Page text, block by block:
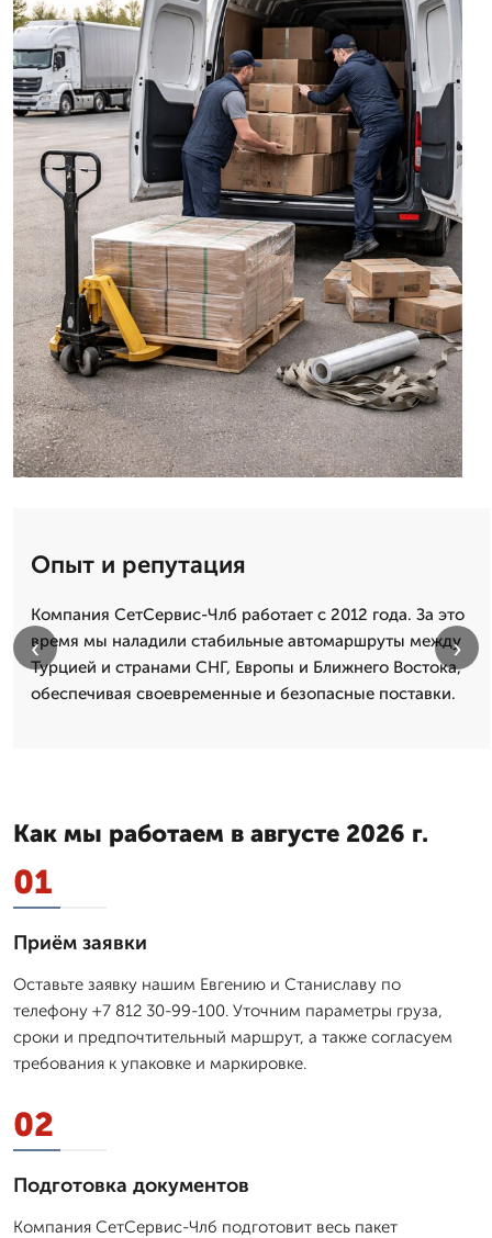
Опыт и репутация
Компания СетСервис-Члб работает с 2012 года. За это
время мы наладили стабильные автомаршруты между
Турцией и странами СНГ, Европы и Ближнего Востока,
обеспечивая своевременные и безопасные поставки.
‹ ›
Как мы работаем в августе 2026 г.
01
Приём заявки
Оставьте заявку нашим Евгению и Станиславу по
телефону +7 812 30-99-100. Уточним параметры груза,
сроки и предпочтительный маршрут, а также согласуем
требования к упаковке и маркировке.
02
Подготовка документов
Компания СетСервис-Члб подготовит весь пакет